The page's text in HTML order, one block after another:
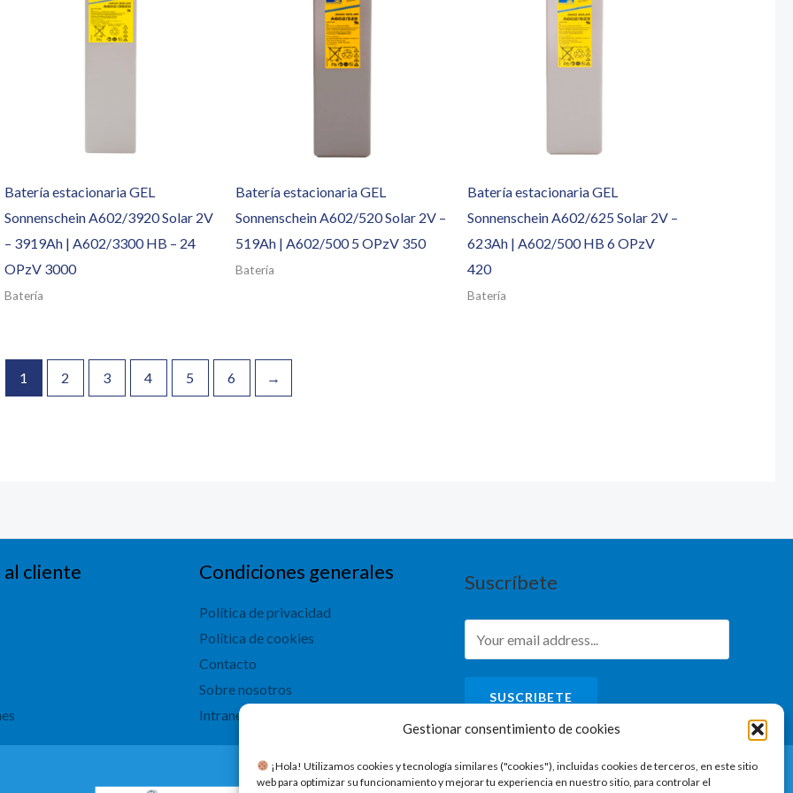
Gestionar consentimiento de cookies
​ ¡Hola! Utilizamos cookies y tecnología similares ("cookies"), incluidas cookies de terceros, en este sitio
web para optimizar su funcionamiento y mejorar tu experiencia en nuestro sitio, para controlar el
Batería estacionaria GEL
Sonnenschein A602/3920 Solar 2V
– 3919Ah | A602/3300 HB – 24
OPzV 3000
Batería
Batería estacionaria GEL
Sonnenschein A602/520 Solar 2V –
519Ah | A602/500 5 OPzV 350
Batería
Batería estacionaria GEL
Sonnenschein A602/625 Solar 2V –
623Ah | A602/500 HB 6 OPzV
420
Batería
1 2 3 4 5 6 →
cliente Condiciones generales
Política de privacidad
Política de cookies
Contacto
Sobre nosotros
Intranet
Suscríbete
SUSCRIBETE